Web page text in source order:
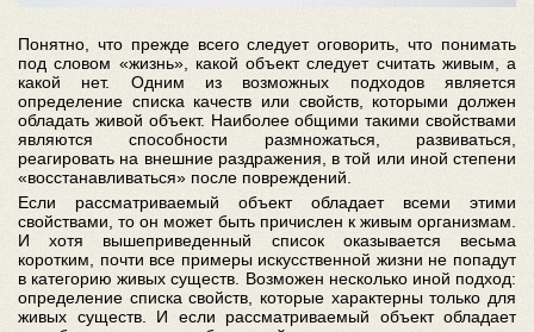
Понятно, что прежде всего следует оговорить, что понимать
под словом «жизнь», какой объект следует считать живым, а
какой нет. Одним из возможных подходов является
определение списка качеств или свойств, которыми должен
обладать живой объект. Наиболее общими такими свойствами
являются способности размножаться, развиваться,
реагировать на внешние раздражения, в той или иной степени
«восстанавливаться» после повреждений.
Если рассматриваемый объект обладает всеми этими
свойствами, то он может быть причислен к живым организмам.
И хотя вышеприведенный список оказывается весьма
коротким, почти все примеры искусственной жизни не попадут
в категорию живых существ. Возможен несколько иной подход:
определение списка свойств, которые характерны только для
живых существ. И если рассматриваемый объект обладает